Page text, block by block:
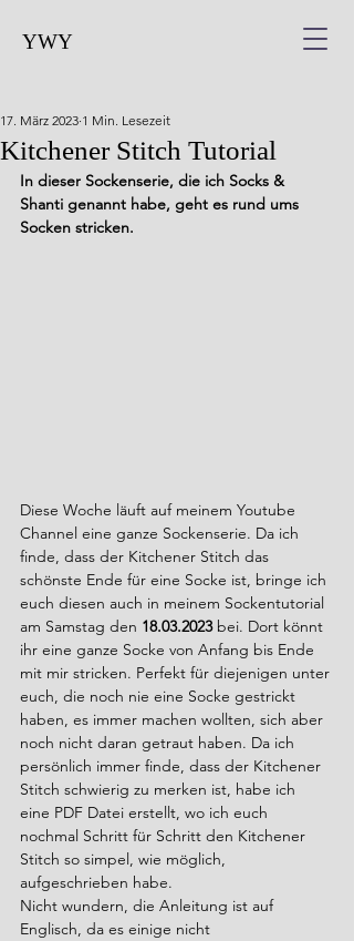
YWY
Kitchener Stitch Tutorial
17. März 2023 1 Min. Lesezeit
In dieser Sockenserie, die ich Socks &
Shanti genannt habe, geht es rund ums
Socken stricken.
Diese Woche läuft auf meinem Youtube
Channel eine ganze Sockenserie. Da ich
finde, dass der Kitchener Stitch das
schönste Ende für eine Socke ist, bringe ich
euch diesen auch in meinem Sockentutorial
am Samstag den 18.03.2023 bei. Dort könnt
ihr eine ganze Socke von Anfang bis Ende
mit mir stricken. Perfekt für diejenigen unter
euch, die noch nie eine Socke gestrickt
haben, es immer machen wollten, sich aber
noch nicht daran getraut haben. Da ich
persönlich immer finde, dass der Kitchener
Stitch schwierig zu merken ist, habe ich
eine PDF Datei erstellt, wo ich euch
nochmal Schritt für Schritt den Kitchener
Stitch so simpel, wie möglich,
aufgeschrieben habe.
Nicht wundern, die Anleitung ist auf
Englisch, da es einige nicht